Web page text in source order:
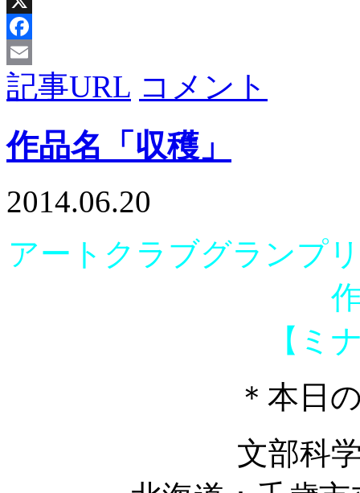
X
Facebook
Email
記事URL コメント
作品名「収穫」
2014.06.20
アートクラブグランプ
【ミ
＊本日
文部科